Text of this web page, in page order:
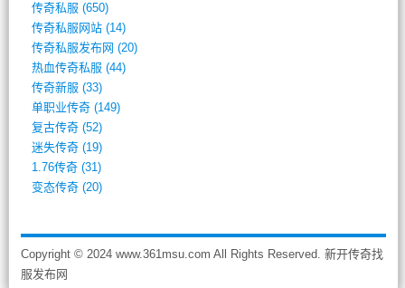
传奇私服 (650)
传奇私服网站(14)
传奇私服发布网 (20)
热血传奇私服 (44)
传奇新服 (33)
单职业传奇(149)
复古传奇(52)
迷失传奇(19)
1.76传奇(31)
变态传奇(20)
Copyright © 2024 www.361msu.com All Rights Reserved. 新开传奇找
服发布网